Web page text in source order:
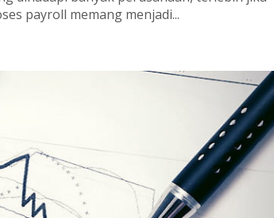
payroll memang menjadi...